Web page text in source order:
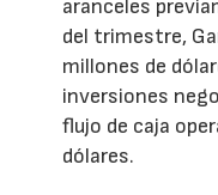
aranceles
del trimestre,
millones de
inversiones
flujo de caja
dólares.